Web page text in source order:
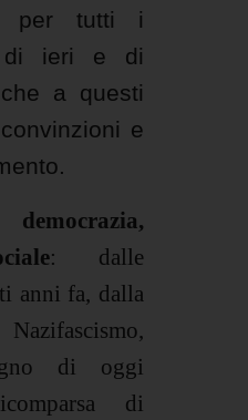
per tutti i
di ieri e di
a questi
e
: dalle
anni fa, dalla
di oggi
di